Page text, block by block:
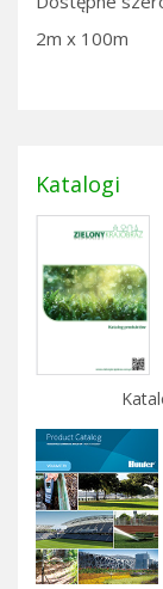
2m x 100m
Katalogi